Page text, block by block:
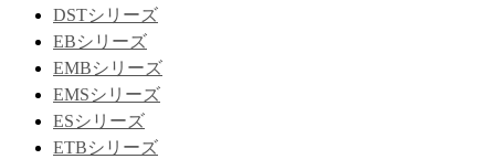
DSTシリーズ
EBシリーズ
EMBシリーズ
EMSシリーズ
ESシリーズ
ETBシリーズ